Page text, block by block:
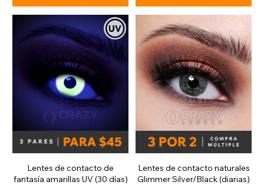
Lentes de contacto de
fantasía amarillas UV (30 días)
Lentes de contacto naturales
Glimmer Silver/Black (diarias)